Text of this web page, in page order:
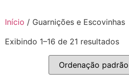
Início / Guarnições e Escovinhas
Exibindo 1–16 de 21 resultados